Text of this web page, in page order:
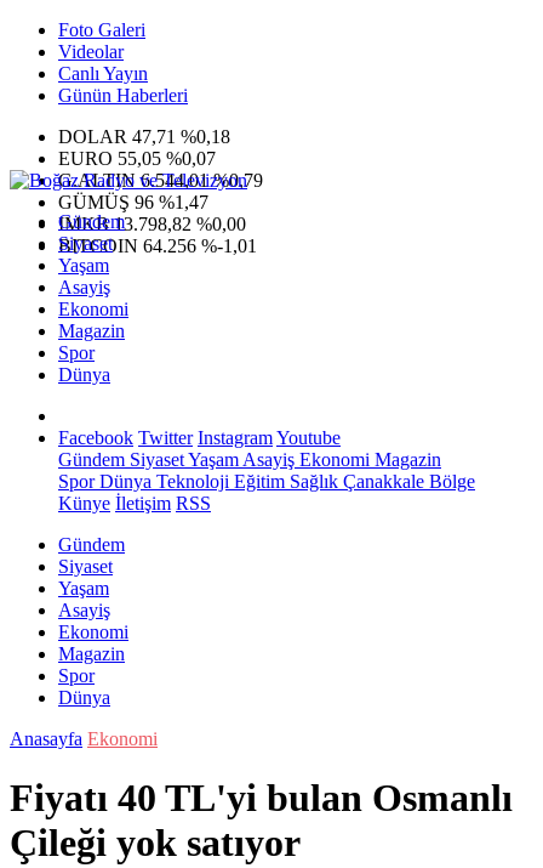
Foto Galeri
Videolar
Canlı Yayın
Günün Haberleri
DOLAR 47,71 %0,18
EURO 55,05 %0,07
G.ALTIN6.544,01 %0,79
GÜMÜŞ 96 %1,47
IMKB13.798,82 %0,00
BITCOIN 64.256 %-1,01
Gündem
Siyaset
Yaşam
Asayiş
Ekonomi
Magazin
Spor
Dünya
Facebook Twitter InstagramYoutube
Gündem SiyasetYaşam Asayiş Ekonomi Magazin
SporDünya Teknoloji Eğitim Sağlık Çanakkale Bölge
Künye İletişim RSS
Gündem
Siyaset
Yaşam
Asayiş
Ekonomi
Magazin
Spor
Dünya
Anasayfa Ekonomi
Fiyatı 40 TL'yi bulan Osmanlı
Çileği yok satıyor